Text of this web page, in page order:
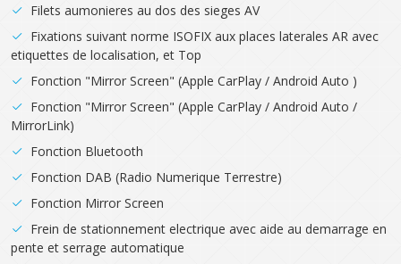
Filets aumonieres au dos des sieges AV
Fixations suivant norme ISOFIX aux places laterales AR avec
etiquettes de localisation, et Top
Fonction "Mirror Screen" (Apple CarPlay / Android Auto )
Fonction "Mirror Screen" (Apple CarPlay / Android Auto /
MirrorLink)
Fonction Bluetooth
Fonction DAB (Radio Numerique Terrestre)
Fonction Mirror Screen
Frein de stationnement electrique avec aide au demarrage en
pente et serrage automatique